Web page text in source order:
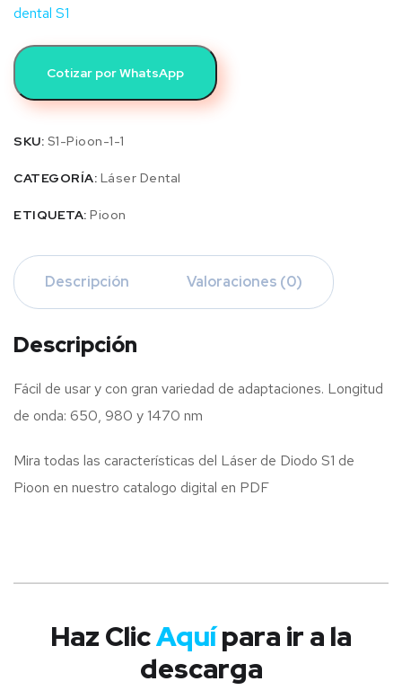
dental S1
Cotizar por WhatsApp
SKU: S1-Pioon-1-1
CATEGORÍA: Láser Dental
ETIQUETA: Pioon
Descripción Valoraciones (0)
Descripción
Fácil de usar y con gran variedad de adaptaciones. Longitud
de onda: 650, 980 y 1470 nm
Mira todas las características del Láser de Diodo S1 de
Pioon en nuestro catalogo digital en PDF
Haz ClicAquípara ir a la
descarga